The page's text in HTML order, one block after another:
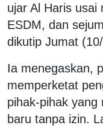
ujar Al Haris usai
ESDM, dan
dikutip Jumat
Ia menegaskan,
memperketat
pihak-pihak
baru tanpa izin.